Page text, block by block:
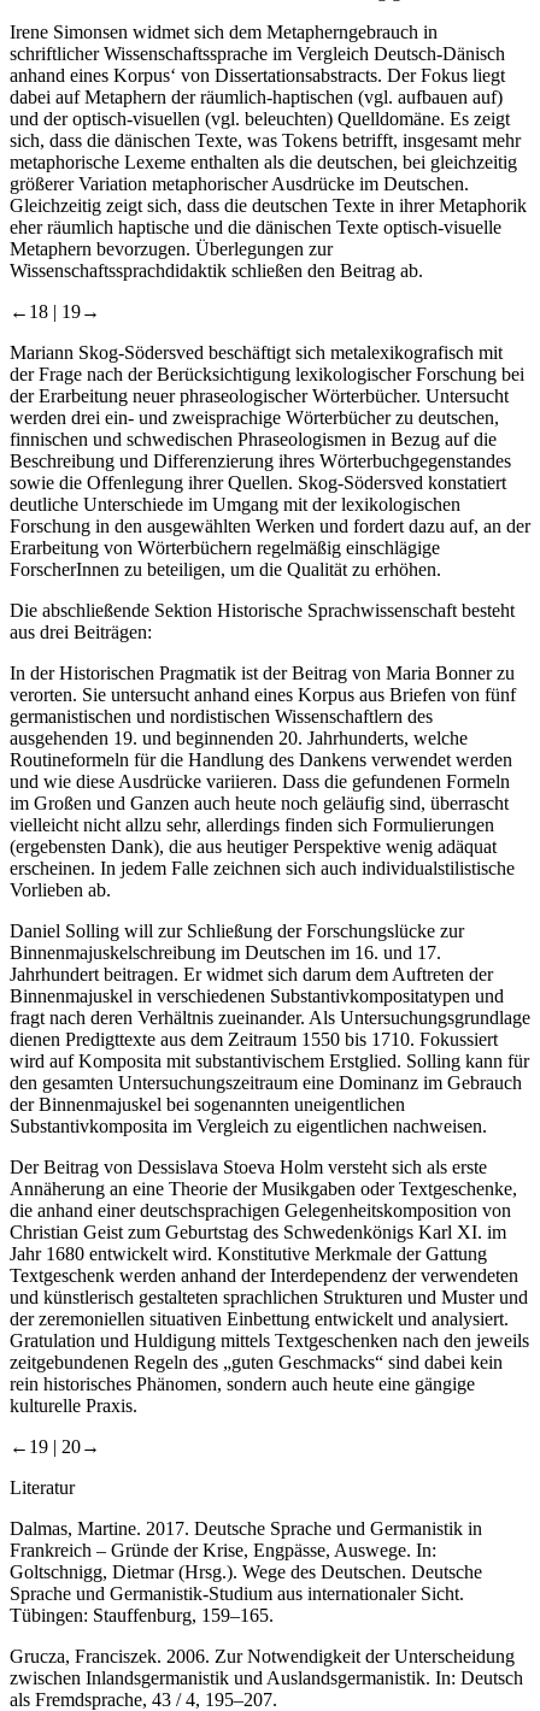
Irene Simonsenwidmet sich dem Metapherngebrauch in
schriftlicher Wissenschaftssprache im Vergleich Deutsch-Dänisch
anhand eines Korpus‘ von Dissertationsabstracts. Der Fokus liegt
dabei auf Metaphern der räumlich-haptischen (vgl.aufbauen auf)
und der optisch-visuellen (vgl. beleuchten) Quelldomäne. Es zeigt
sich, dass die dänischen Texte, was Tokens betrifft, insgesamt mehr
metaphorische Lexeme enthalten als die deutschen, bei gleichzeitig
größerer Variation metaphorischer Ausdrücke im Deutschen.
Gleichzeitig zeigt sich, dass die deutschen Texte in ihrer Metaphorik
eher räumlich haptische und die dänischen Texte optisch-visuelle
Metaphern bevorzugen. Überlegungen zur
Mariann Skog-Södersvedbeschäftigt sich metalexikografisch mit
der Frage nach der Berücksichtigung lexikologischer Forschung bei
der Erarbeitung neuer phraseologischer Wörterbücher. Untersucht
werden drei ein- und zweisprachige Wörterbücher zu deutschen,
finnischen und schwedischen Phraseologismen in Bezug auf die
Beschreibung und Differenzierung ihres Wörterbuchgegenstandes
sowie die Offenlegung ihrer Quellen. Skog-Södersved konstatiert
deutliche Unterschiede im Umgang mit der lexikologischen
Forschung in den ausgewählten Werken und fordert dazu auf, an der
Erarbeitung von Wörterbüchern regelmäßig einschlägige
Die abschließende Sektion
In der Historischen Pragmatik ist der Beitrag von Maria Bonnerzu
verorten. Sie untersucht anhand eines Korpus aus Briefen von fünf
germanistischen und nordistischen Wissenschaftlern des
ausgehenden 19. und beginnenden 20. Jahrhunderts, welche
Routineformeln für die Handlung des Dankens verwendet werden
und wie diese Ausdrücke variieren. Dass die gefundenen Formeln
im Großen und Ganzen auch heute noch geläufig sind, überrascht
vielleicht nicht allzu sehr, allerdings finden sich Formulierungen
(ergebensten Dank), die aus heutiger Perspektive wenig adäquat
erscheinen. In jedem Falle zeichnen sich auch individualstilistische
Daniel Sollingwill zur Schließung der Forschungslücke zur
Binnenmajuskelschreibung im Deutschen im 16. und 17.
Jahrhundert beitragen. Er widmet sich darum dem Auftreten der
Binnenmajuskel in verschiedenen Substantivkompositatypen und
fragt nach deren Verhältnis zueinander. Als Untersuchungsgrundlage
dienen Predigttexte aus dem Zeitraum 1550 bis 1710. Fokussiert
wird auf Komposita mit substantivischem Erstglied. Solling kann für
den gesamten Untersuchungszeitraum eine Dominanz im Gebrauch
der Binnenmajuskel bei sogenannten uneigentlichen
Der Beitrag vonDessislava Stoeva Holmversteht sich als erste
Annäherung an eine Theorie der Musikgaben oder Textgeschenke,
die anhand einer deutschsprachigen Gelegenheitskomposition von
Christian Geist zum Geburtstag des Schwedenkönigs Karl XI. im
Jahr 1680 entwickelt wird. Konstitutive Merkmale der Gattung
Textgeschenk werden anhand der Interdependenz der verwendeten
und künstlerisch gestalteten sprachlichen Strukturen und Muster und
der zeremoniellen situativen Einbettung entwickelt und analysiert.
Gratulation und Huldigung mittels Textgeschenken nach den jeweils
zeitgebundenen Regeln des „guten Geschmacks“ sind dabei kein
rein historisches Phänomen, sondern auch heute eine gängige
Dalmas, Martine. 2017. Deutsche Sprache und Germanistik in
Frankreich – Gründe der Krise, Engpässe, Auswege. In:
Goltschnigg, Dietmar (Hrsg.).Wege des Deutschen. Deutsche
Sprache und Germanistik-Studium aus internationaler Sicht
Grucza, Franciszek. 2006. Zur Notwendigkeit der Unterscheidung
zwischen Inlandsgermanistik und Auslandsgermanistik. In: